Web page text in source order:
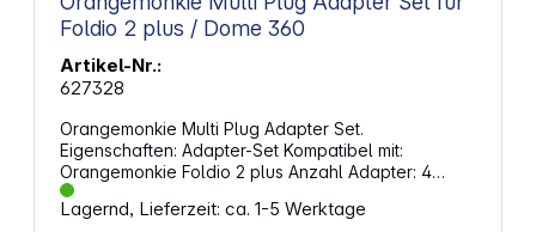
Foldio 2 plus / Dome 360
Artikel-Nr.:
627328
Orangemonkie Multi Plug Adapter Set.
Eigenschaften: Adapter-Set Kompatibel mit:
Orangemonkie Foldio 2 plus Anzahl Adapter: 4
Farbe: weiß
Lagernd, Lieferzeit: ca. 1-5 Werktage